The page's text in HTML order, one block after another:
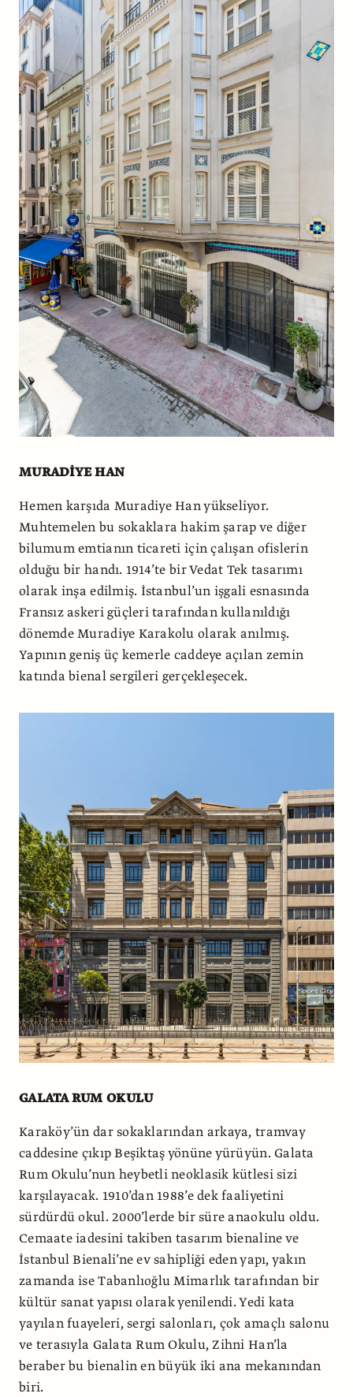
MURADİYE HAN
Hemen karşıda Muradiye Han yükseliyor.
Muhtemelen bu sokaklara hakim şarap ve diğer
bilumum emtianın ticareti için çalışan ofislerin
olduğu bir handı. 1914’te bir Vedat Tek tasarımı
olarak inşa edilmiş. İstanbul’un işgali esnasında
Fransız askeri güçleri tarafından kullanıldığı
dönemde Muradiye Karakolu olarak anılmış.
Yapının geniş üç kemerle caddeye açılan zemin
katında bienal sergileri gerçekleşecek.
GALATA RUM OKULU
Karaköy’ün dar sokaklarından arkaya, tramvay
caddesine çıkıp Beşiktaş yönüne yürüyün. Galata
Rum Okulu’nun heybetli neoklasik kütlesi sizi
karşılayacak. 1910’dan 1988’e dek faaliyetini
sürdürdü okul. 2000’lerde bir süre anaokulu oldu.
Cemaate iadesini takiben tasarım bienaline ve
İstanbul Bienali’ne ev sahipliği eden yapı, yakın
zamanda ise Tabanlıoğlu Mimarlık tarafından bir
kültür sanat yapısı olarak yenilendi. Yedi kata
yayılan fuayeleri, sergi salonları, çok amaçlı salonu
ve terasıyla Galata Rum Okulu, Zihni Han’la
beraber bu bienalin en büyük iki ana mekanından
biri.